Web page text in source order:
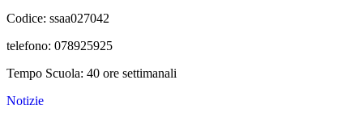
Codice: ssaa027042
telefono: 078925925
Tempo Scuola: 40 ore settimanali
Notizie